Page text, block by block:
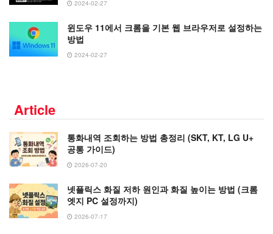
2024-02-27
윈도우 11에서 크롬을 기본 웹 브라우저로 설정하는
방법
2024-02-27
Article
통화내역 조회하는 방법 총정리 (SKT, KT, LG U+
공통 가이드)
2026-07-20
넷플릭스 화질 저하 원인과 화질 높이는 방법 (크롬
엣지 PC 설정까지)
2026-07-17